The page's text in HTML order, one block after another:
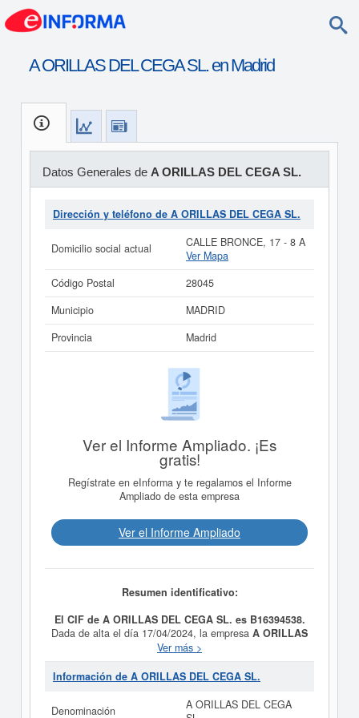
A ORILLAS DEL CEGA SL. en Madrid
Datos Generales de A ORILLAS DEL CEGA SL.
Dirección y teléfono de A ORILLAS DEL CEGA SL.
Domicilio social actual
CALLE BRONCE, 17 - 8 A
Ver Mapa
Código Postal
28045
Municipio
MADRID
Provincia
Madrid
Ver el Informe Ampliado. ¡Es
gratis!
Regístrate en eInforma y te regalamos el Informe
Ampliado de esta empresa
Ver el Informe Ampliado
Resumen identificativo:
El CIF de A ORILLAS DEL CEGA SL. es B16394538.
Dada de alta el día 17/04/2024, la empresa A ORILLAS
tiene como propósito CAMPINGS.
RESTAURANTES Y PUESTOS DE COMIDAS, GESTION
DE INSTALACIONES DEPORTIVAS, SERVICIOS
PROVISION DE COMIDAS PREPARADAS PARA
EVENTOS, OTRAS ACTIVIDADES RECREATIVAS Y DE
Ver más >
Información de A ORILLAS DEL CEGA SL.
Denominación
A ORILLAS DEL CEGA